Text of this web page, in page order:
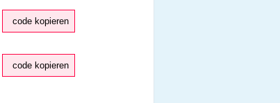
code kopieren
code kopieren